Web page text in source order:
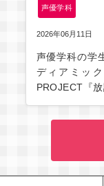
声優学科
2026年06月11日
声優学科の学
ディアミッ
PROJECT『